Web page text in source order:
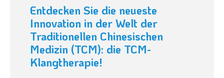
Entdecken Sie die neueste
Innovation in der Welt der
Traditionellen Chinesischen
Medizin (TCM): die TCM-
Klangtherapie!